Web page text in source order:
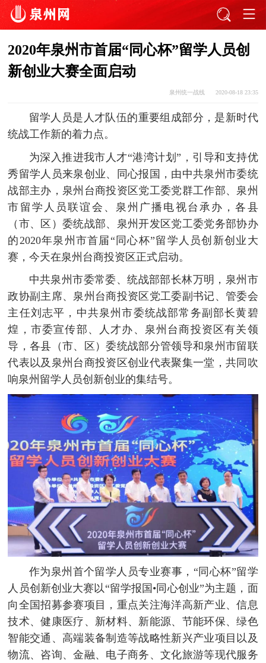
2020年泉州市首届“同心杯”留学人员创
新创业大赛全面启动
泉州统一战线 2020-08-18 23:35
留学人员是人才队伍的重要组成部分，是新时代
统战工作新的着力点。
为深入推进我市人才“港湾计划”，引导和支持优
秀留学人员来泉创业、同心报国，由中共泉州市委统
战部主办，泉州台商投资区党工委党群工作部、泉州
市留学人员联谊会、泉州广播电视台承办，各县
（市、区）委统战部、泉州开发区党工委党务部协办
的2020年泉州市首届“同心杯”留学人员创新创业大
赛，今天在泉州台商投资区正式启动。
中共泉州市委常委、统战部部长林万明，泉州市
政协副主席、泉州台商投资区党工委副书记、管委会
主任刘志平，中共泉州市委统战部常务副部长黄碧
煌，市委宣传部、人才办、泉州台商投资区有关领
导，各县（市、区）委统战部分管领导和泉州市留联
代表以及泉州台商投资区创业代表聚集一堂，共同吹
响泉州留学人员创新创业的集结号。
作为泉州首个留学人员专业赛事，“同心杯”留学
人员创新创业大赛以“留学报国•同心创业”为主题，面
向全国招募参赛项目，重点关注海洋高新产业、信息
技术、健康医疗、新材料、新能源、节能环保、绿色
智能交通、高端装备制造等战略性新兴产业项目以及
物流、咨询、金融、电子商务、文化旅游等现代服务